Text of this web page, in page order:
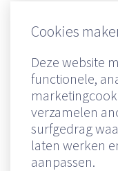
Remuneratiebeleid |
Richtlijn| Created by
Cookies
Deze website
functionele,
verzamelen
surfgedrag
laten werken
aanpassen.